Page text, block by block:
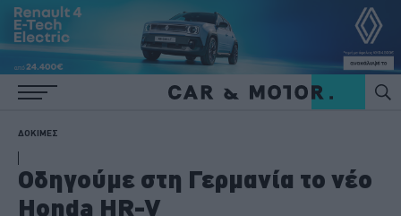
ΔΟΚΙΜΕΣ
Οδηγούμε στη Γερμανία το νέο
Honda HR-V